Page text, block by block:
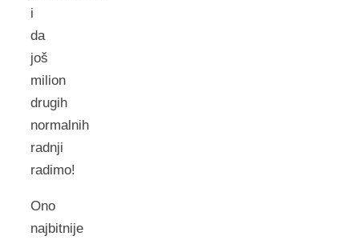
i
da
još
milion
drugih
normalnih
radnji
radimo!
Ono
najbitnije